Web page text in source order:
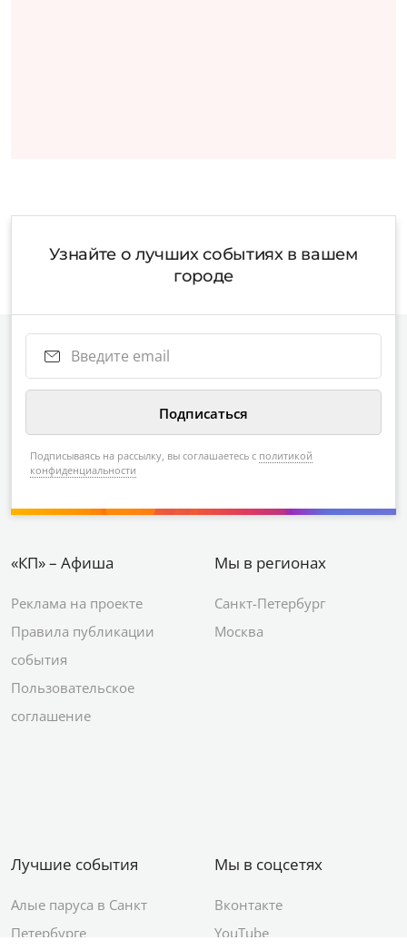
Узнайте о лучших событиях в вашем
городе
Подписываясь на рассылку, вы соглашаетесь с политикой
конфиденциальности
«КП» – Афиша
Реклама на проекте
Правила публикации
события
Пользовательское
соглашение
Мы в регионах
Санкт-Петербург
Москва
Лучшие события
Алые паруса в Санкт
Петербурге
Мы в соцсетях
Вконтакте
YouTube